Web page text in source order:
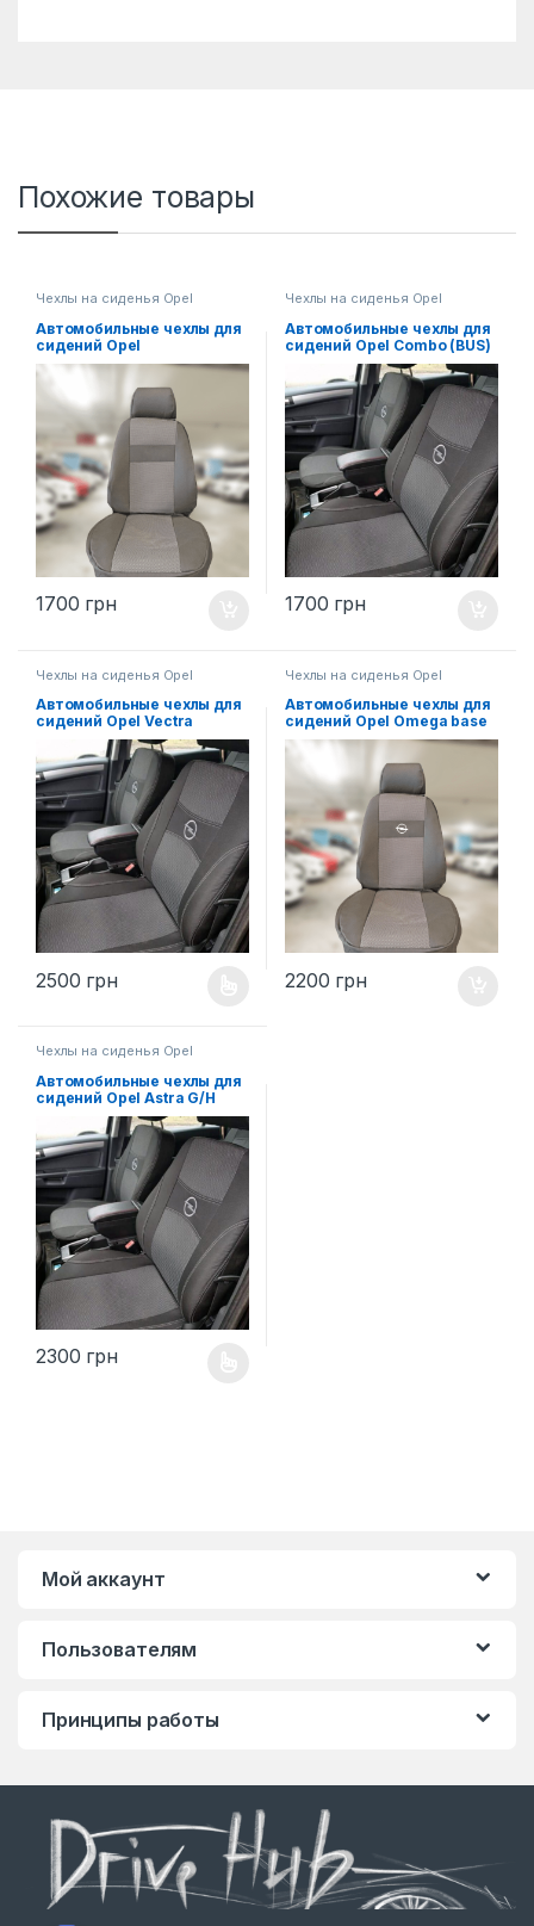
Похожие товары
Чехлы на сиденья Opel
Автомобильные чехлы для
сидений Opel
1700 грн
Чехлы на сиденья Opel
Автомобильные чехлы для
сидений Opel Combo (BUS)
1700 грн
Чехлы на сиденья Opel
Автомобильные чехлы для
сидений Opel Vectra
2500 грн
Чехлы на сиденья Opel
Автомобильные чехлы для
сидений Opel Omega base
2200 грн
Чехлы на сиденья Opel
Автомобильные чехлы для
сидений Opel Astra G/H
2300 грн
Мой аккаунт
Пользователям
Принципы работы